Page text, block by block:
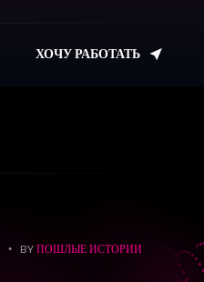
ХОЧУ РАБОТАТЬ
BY ПОШЛЫЕ ИСТОРИИ